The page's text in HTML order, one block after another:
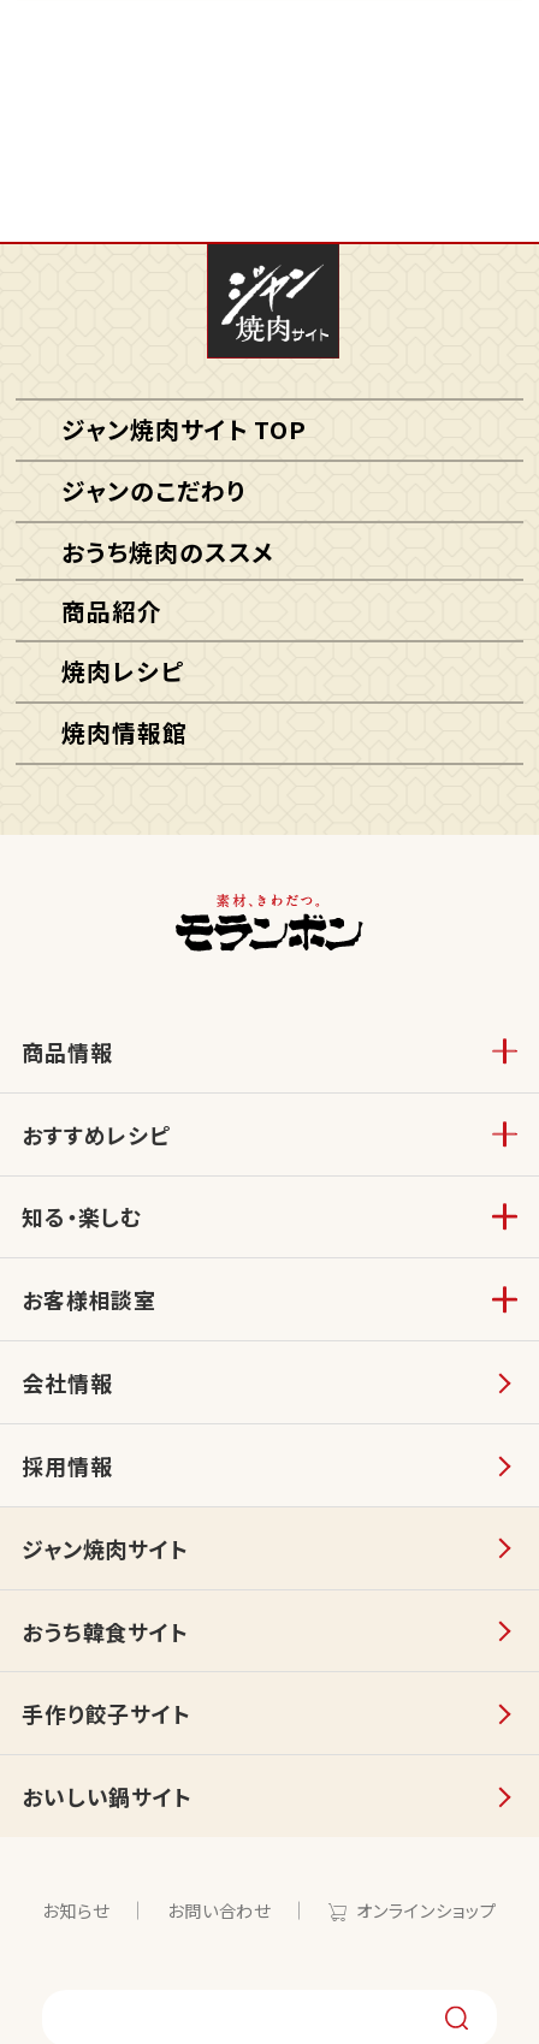
ジャン焼肉サイト TOP
ジャンのこだわり
おうち焼肉のススメ
商品紹介
焼肉レシピ
焼肉情報館
商品情報
おすすめレシピ
知る・楽しむ
お客様相談室
会社情報
採用情報
ジャン焼肉サイト
おうち韓食サイト
手作り餃子サイト
おいしい鍋サイト
お知らせ お問い合わせ オンラインショップ